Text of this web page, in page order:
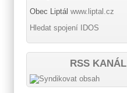
Obec Liptál www.liptal.cz
Hledat spojení IDOS
RSS KANÁL